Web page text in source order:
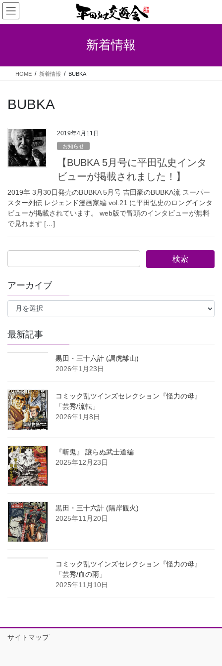
コ
ン
テ
ス
ナ
ビ
ゲ
ン
新着情報
HOME 新着情報 BUBKA
BUBKA
2019年4月11日
お知らせ
【BUBKA 5月号に平田弘史インタ
ビューが掲載されました！】
2019年 3月30日発売のBUBKA 5月号 吉田豪のBUBKA流 スーパー
スター列伝 レジェンド漫画家編 vol.21 に平田弘史のロングインタ
ビューが掲載されています。 web版で冒頭のインタビューが無料
で見れます […]
アーカイブ
ア
イ
ブ
最新記事
黒田・三十六計 (調虎離山)
2026年1月23日
コミック乱ツインズセレクション『怪力の母』
「芸秀/流転」
2026年1月8日
『斬鬼』 譲らぬ武士道編
2025年12月23日
黒田・三十六計 (隔岸観火)
2025年11月20日
コミック乱ツインズセレクション『怪力の母』
「芸秀/血の雨」
2025年11月10日
サイトマップ